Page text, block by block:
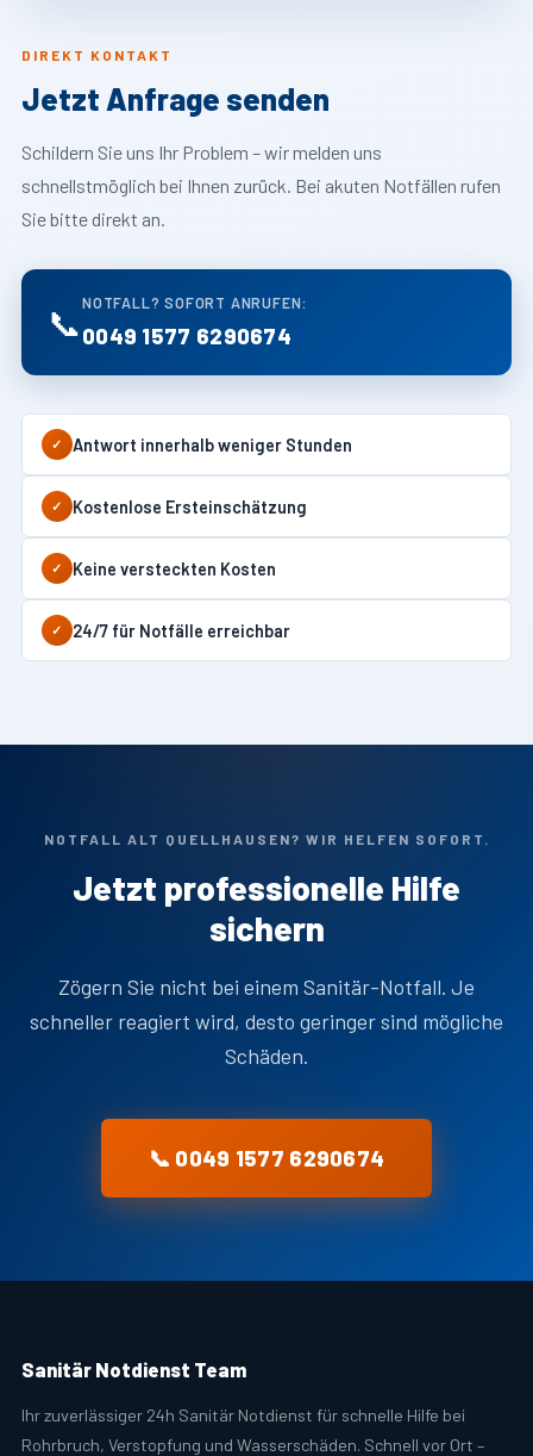
DIREKT KONTAKT
Jetzt Anfrage senden
Schildern Sie uns Ihr Problem – wir melden uns
schnellstmöglich bei Ihnen zurück. Bei akuten Notfällen rufen
Sie bitte direkt an.
📞 NOTFALL? SOFORT ANRUFEN:
0049 1577 6290674
✓ Antwort innerhalb weniger Stunden
✓ Kostenlose Ersteinschätzung
✓ Keine versteckten Kosten
✓ 24/7 für Notfälle erreichbar
NOTFALL ALT QUELLHAUSEN? WIR HELFEN SOFORT.
Jetzt professionelle Hilfe
sichern
Zögern Sie nicht bei einem Sanitär-Notfall. Je
schneller reagiert wird, desto geringer sind mögliche
Schäden.
📞 0049 1577 6290674
Sanitär Notdienst Team
Ihr zuverlässiger 24h Sanitär Notdienst für schnelle Hilfe bei
Rohrbruch, Verstopfung und Wasserschäden. Schnell vor Ort –